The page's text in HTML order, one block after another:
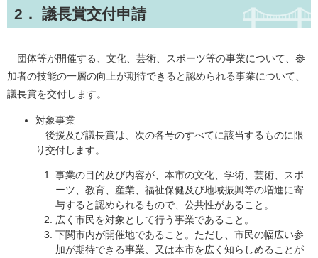
2． 議長賞交付申請
団体等が開催する、文化、芸術、スポーツ等の事業について、参
加者の技能の一層の向上が期待できると認められる事業について、
議長賞を交付します。
対象事業
後援及び議長賞は、次の各号のすべてに該当するものに限
り交付します。
事業の目的及び内容が、本市の文化、学術、芸術、スポ
ーツ、教育、産業、福祉保健及び地域振興等の増進に寄
与すると認められるもので、公共性があること。
広く市民を対象として行う事業であること。
下関市内が開催地であること。ただし、市民の幅広い参
加が期待できる事業、又は本市を広く知らしめることが